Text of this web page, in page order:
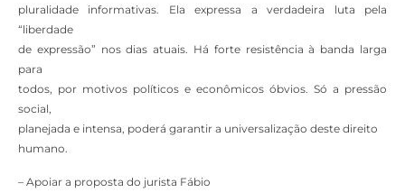
pluralidade informativas. Ela expressa a verdadeira luta pela
“liberdade
de expressão” nos dias atuais. Há forte resistência à banda larga
para
todos, por motivos políticos e econômicos óbvios. Só a pressão
social,
planejada e intensa, poderá garantir a universalização deste direito
humano.
– Apoiar a proposta do jurista Fábio